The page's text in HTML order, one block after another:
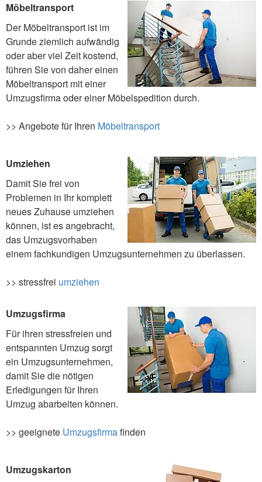
Möbeltransport
Der Möbeltransport ist im
Grunde ziemlich aufwändig
oder aber viel Zeit kostend,
führen Sie von daher einen
Möbeltransport mit einer
Umzugsfirma oder einer Möbelspedition durch.
>> Angebote für Ihren Möbeltransport
Umziehen
Damit Sie frei von
Problemen in Ihr komplett
neues Zuhause umziehen
können, ist es angebracht,
das Umzugsvorhaben
einem fachkundigen Umzugsunternehmen zu überlassen.
>> stressfrei umziehen
Umzugsfirma
Für ihren stressfreien und
entspannten Umzug sorgt
ein Umzugsunternehmen,
damit Sie die nötigen
Erledigungen für Ihren
Umzug abarbeiten können.
>> geeignete Umzugsfirmafinden
Umzugskarton